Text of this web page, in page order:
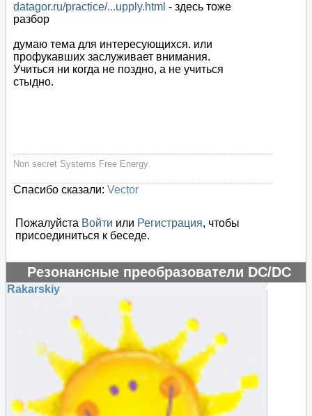
datagor.ru/practice/...upply.html - здесь тоже
разбор
думаю тема для интересующихся. или
профукавших заслуживает внимания.
Учиться ни когда не поздно, а не учиться
стыдно.
Non secret Systems Free Energy
Спасибо сказали: Vector
Пожалуйста Войти или Регистрация, чтобы
присоединиться к беседе.
Резонансные преобразователи DC/DC
#48439
Rakarskiy